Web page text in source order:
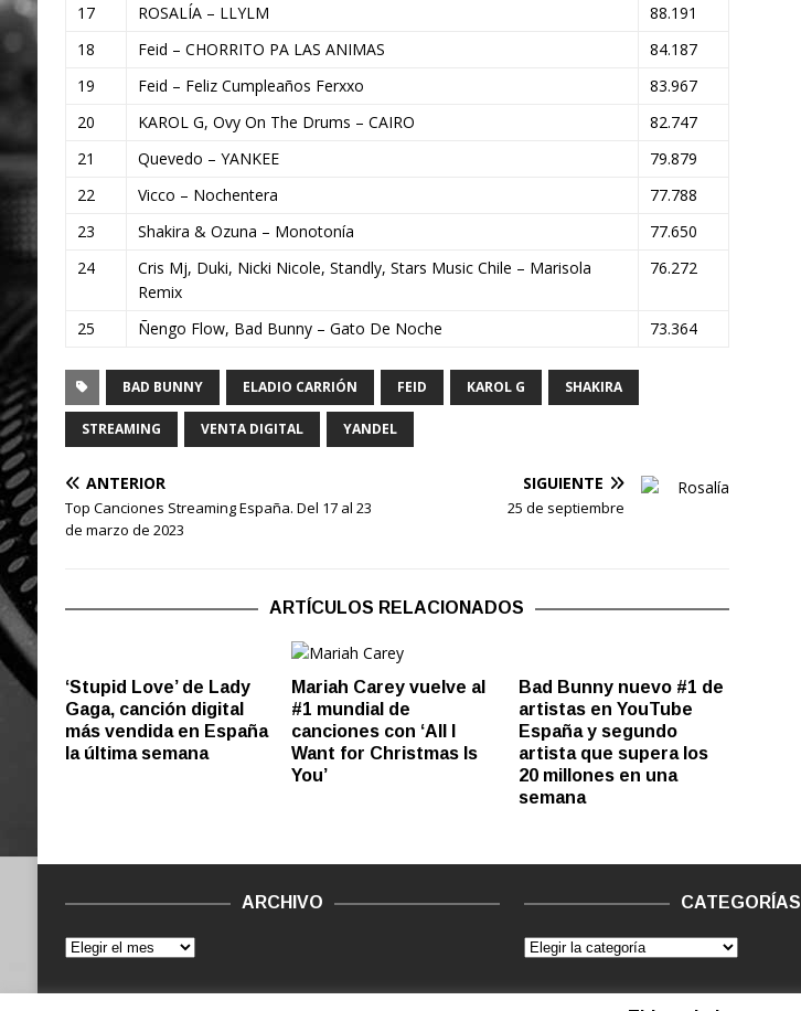
17
ROSALÍA – LLYLM
88.191
18
Feid – CHORRITO PA LAS ANIMAS
84.187
19
Feid – Feliz Cumpleaños Ferxxo
83.967
20
KAROL G, Ovy On The Drums – CAIRO
82.747
21
Quevedo – YANKEE
79.879
22
Vicco – Nochentera
77.788
23
Shakira & Ozuna – Monotonía
77.650
24
Cris Mj, Duki, Nicki Nicole, Standly, Stars Music Chile – Marisola
Remix
76.272
25 Ñengo Flow, Bad Bunny – Gato De Noche 73.364
BAD BUNNY ELADIO CARRIÓN FEID KAROL G SHAKIRA
STREAMING VENTA DIGITAL YANDEL
ANTERIOR
Top Canciones Streaming España. Del 17 al 23
de marzo de 2023
SIGUIENTE
25 de septiembre
ARTÍCULOS RELACIONADOS
‘Stupid Love’ de Lady
Gaga, canción digital
más vendida en España
la última semana
Mariah Carey vuelve al
#1 mundial de
canciones con ‘All I
Want for Christmas Is
You’
Bad Bunny nuevo #1 de
artistas en YouTube
España y segundo
artista que supera los
20 millones en una
semana
ARCHIVO CATEGORÍAS